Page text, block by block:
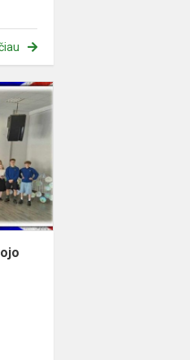
Mūsų
anglų
kalba
konkurse